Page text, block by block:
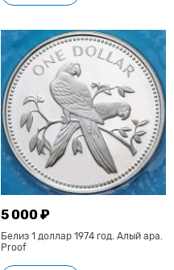
5 000 ₽
Белиз 1 доллар 1974 год. Алый ара.
Proof